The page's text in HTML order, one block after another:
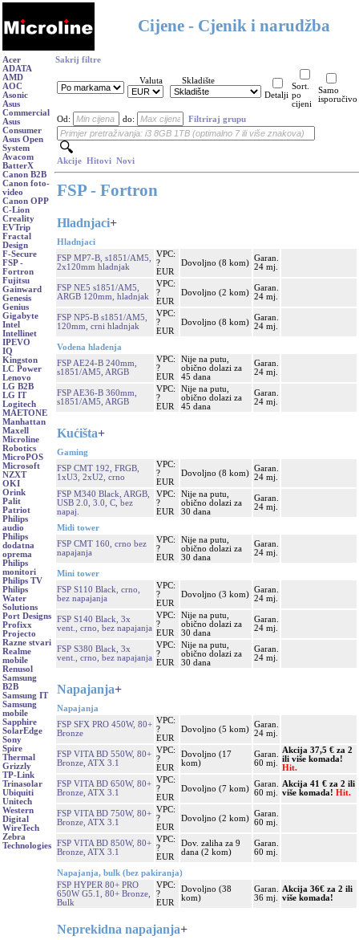
Cijene - Cjenik i narudžba
Acer
ADATA
AMD
AOC
Asonic
Asus
Commercial
Asus
Consumer
Asus Open
System
Avacom
BatterX
Canon B2B
Canon foto-
video
Canon OPP
C-Lion
Creality
EVTrip
Fractal
Design
F-Secure
FSP -
Fortron
Fujitsu
Gainward
Genesis
Genius
Gigabyte
Intel
Intellinet
IPEVO
IQ
Kingston
LC Power
Lenovo
LG B2B
LG IT
Logitech
MAETONE
Manhattan
Maxell
Microline
Robotics
MicroPOS
Microsoft
NZXT
OKI
Orink
Palit
Patriot
Philips
audio
Philips
dodatna
oprema
Philips
monitori
Philips TV
Philips
Water
Solutions
Port Designs
Profixx
Projecto
Razne stvari
Realme
mobile
Renusol
Samsung
B2B
Samsung IT
Samsung
mobile
Sapphire
SolarEdge
Sony
Spire
Thermal
Grizzly
TP-Link
Trinasolar
Ubiquiti
Unitech
Western
Digital
WireTech
Zebra
Technologies
Sakrij filtre
Valuta
Skladište
Detalji
Sort.
po
cijeni
Samo
isporučivo
Od: do: Filtriraj grupu
Akcije Hitovi Novi
FSP - Fortron
Hladnjaci+
Hladnjaci
FSP MP7-B, s1851/AM5,
2x120mm hladnjak
VPC:
?
EUR
Dovoljno (8 kom)
Garan.
24 mj.
FSP NE5 s1851/AM5,
ARGB 120mm, hladnjak
VPC:
?
EUR
Dovoljno (2 kom)
Garan.
24 mj.
FSP NP5-B s1851/AM5,
120mm, crni hladnjak
VPC:
?
EUR
Dovoljno (8 kom)
Garan.
24 mj.
Vodena hlađenja
FSP AE24-B 240mm,
s1851/AM5, ARGB
VPC:
?
EUR
Nije na putu,
obično dolazi za
45 dana
Garan.
24 mj.
FSP AE36-B 360mm,
s1851/AM5, ARGB
VPC:
?
EUR
Nije na putu,
obično dolazi za
45 dana
Garan.
24 mj.
Kućišta+
Gaming
FSP CMT 192, FRGB,
1xU3, 2xU2, crno
VPC:
?
EUR
Dovoljno (8 kom)
Garan.
24 mj.
FSP M340 Black, ARGB,
USB 2.0, 3.0, C, bez
napaj.
VPC:
?
EUR
Nije na putu,
obično dolazi za
30 dana
Garan.
24 mj.
Midi tower
FSP CMT 160, crno bez
napajanja
VPC:
?
EUR
Nije na putu,
obično dolazi za
30 dana
Garan.
24 mj.
Mini tower
FSP S110 Black, crno,
bez napajanja
VPC:
?
EUR
Dovoljno (3 kom)
Garan.
24 mj.
FSP S140 Black, 3x
vent., crno, bez napajanja
VPC:
?
EUR
Nije na putu,
obično dolazi za
30 dana
Garan.
24 mj.
FSP S380 Black, 3x
vent., crno, bez napajanja
VPC:
?
EUR
Nije na putu,
obično dolazi za
30 dana
Garan.
24 mj.
Napajanja+
Napajanja
FSP SFX PRO 450W, 80+
Bronze
VPC:
?
EUR
Dovoljno (5 kom)
Garan.
24 mj.
FSP VITA BD 550W, 80+
Bronze, ATX 3.1
VPC:
?
EUR
Dovoljno (17
kom)
Garan.
60 mj.
Akcija 37,5 € za 2
ili više komada!
Hit.
FSP VITA BD 650W, 80+
Bronze, ATX 3.1
VPC:
?
EUR
Dovoljno (7 kom)
Garan.
60 mj.
Akcija 41 € za 2 ili
više komada! Hit.
FSP VITA BD 750W, 80+
Bronze, ATX 3.1
VPC:
?
EUR
Dovoljno (2 kom)
Garan.
60 mj.
FSP VITA BD 850W, 80+
Bronze, ATX 3.1
VPC:
?
EUR
Dov. zaliha za 9
dana (2 kom)
Garan.
60 mj.
Napajanja, bulk (bez pakiranja)
FSP HYPER 80+ PRO
650W G5.1, 80+ Bronze,
Bulk
VPC:
?
EUR
Dovoljno (38
kom)
Garan.
36 mj.
Akcija 36€ za 2 ili
više komada!
Neprekidna napajanja+